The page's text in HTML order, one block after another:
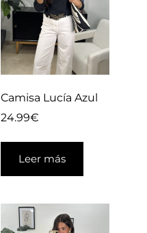
Camisa Lucía Azul
24.99€
Leer más